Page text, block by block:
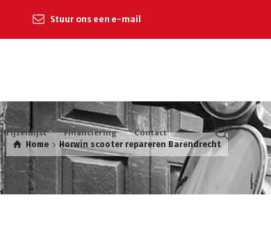
Stuur ons een e-mail
Prijzenlijst Financiering Contact
Home Horwin scooter repareren Barendrecht